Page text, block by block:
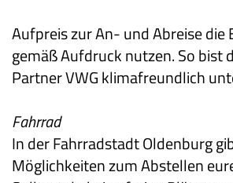
Aufpreis zur An- und Abreise die
gemäß Aufdruck nutzen. So bist
Partner VWG klimafreundlich
Fahrrad
In der Fahrradstadt Oldenburg
Möglichkeiten zum Abstellen